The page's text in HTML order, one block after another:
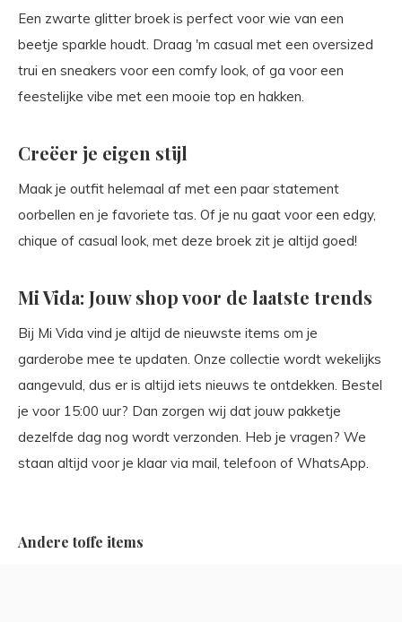
Een zwarte glitter broek is perfect voor wie van een
beetje sparkle houdt. Draag 'm casual met een oversized
trui en sneakers voor een comfy look, of ga voor een
feestelijke vibe met een mooie top en hakken.
Creëer je eigen stijl
Maak je outfit helemaal af met een paar statement
oorbellen en je favoriete tas. Of je nu gaat voor een edgy,
chique of casual look, met deze broek zit je altijd goed!
Mi Vida: Jouw shop voor de laatste trends
Bij Mi Vida vind je altijd de nieuwste items om je
garderobe mee te updaten. Onze collectie wordt wekelijks
aangevuld, dus er is altijd iets nieuws te ontdekken. Bestel
je voor 15:00 uur? Dan zorgen wij dat jouw pakketje
dezelfde dag nog wordt verzonden. Heb je vragen? We
staan altijd voor je klaar via mail, telefoon of WhatsApp.
Andere toffe items